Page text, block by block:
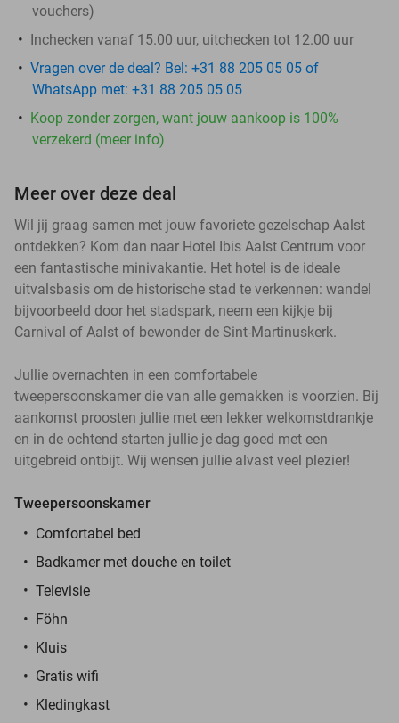
vouchers)
Inchecken vanaf 15.00 uur, uitchecken tot 12.00 uur
Vragen over de deal? Bel: +31 88 205 05 05 of
WhatsApp met: +31 88 205 05 05
Koop zonder zorgen, want jouw aankoop is 100%
verzekerd (meer info)
Meer over deze deal
Wil jij graag samen met jouw favoriete gezelschap Aalst
ontdekken? Kom dan naar Hotel Ibis Aalst Centrum voor
een fantastische minivakantie. Het hotel is de ideale
uitvalsbasis om de historische stad te verkennen: wandel
bijvoorbeeld door het stadspark, neem een kijkje bij
Carnival of Aalst of bewonder de Sint-Martinuskerk.
Jullie overnachten in een comfortabele
tweepersoonskamer die van alle gemakken is voorzien. Bij
aankomst proosten jullie met een lekker welkomstdrankje
en in de ochtend starten jullie je dag goed met een
uitgebreid ontbijt. Wij wensen jullie alvast veel plezier!
Tweepersoonskamer
Comfortabel bed
Badkamer met douche en toilet
Televisie
Föhn
Kluis
Gratis wifi
Kledingkast